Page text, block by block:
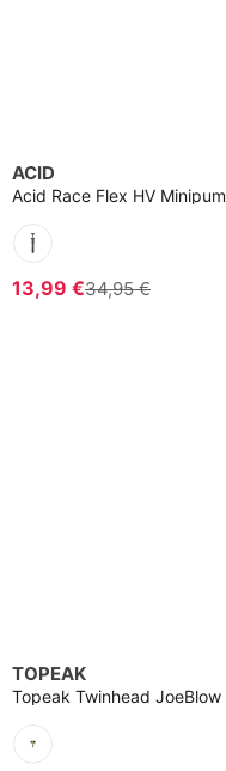
ACID
Acid Race Flex HV
13,99 €34,95 €
TOPEAK
Topeak Twinhead